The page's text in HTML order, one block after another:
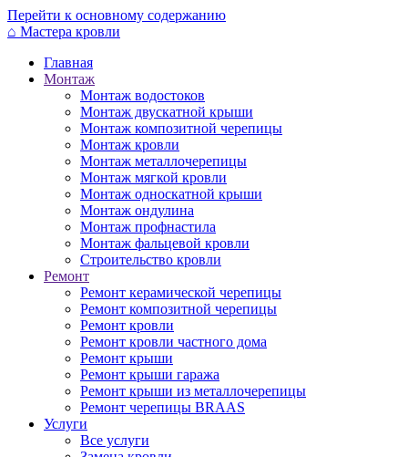
Перейти к основному содержанию
⌂ Мастера кровли
Главная
Монтаж
Монтаж водостоков
Монтаж двускатной крыши
Монтаж композитной черепицы
Монтаж кровли
Монтаж металлочерепицы
Монтаж мягкой кровли
Монтаж односкатной крыши
Монтаж ондулина
Монтаж профнастила
Монтаж фальцевой кровли
Строительство кровли
Ремонт
Ремонт керамической черепицы
Ремонт композитной черепицы
Ремонт кровли
Ремонт кровли частного дома
Ремонт крыши
Ремонт крыши гаража
Ремонт крыши из металлочерепицы
Ремонт черепицы BRAAS
Услуги
Все услуги